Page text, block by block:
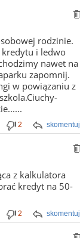
rodzinie.
i ledwo
nawet na
zapomnij.
w powiązaniu z
skomentuj
2
z kalkulatora
kredyt na 50-
skomentuj
2